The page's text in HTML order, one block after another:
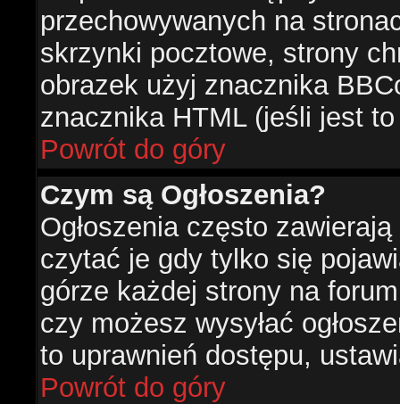
przechowywanych na
skrzynki pocztowe, strony
obrazek użyj znacznika
znacznika HTML (jeśli jest
Powrót do góry
Czym są Ogłoszenia?
Ogłoszenia często
czytać je gdy tylko się
górze każdej strony na
czy możesz wysyłać
to uprawnień dostępu,
Powrót do góry